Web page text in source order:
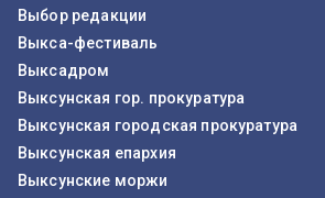
Выбор редакции
Выкса-фестиваль
Выксадром
Выксунская гор. прокуратура
Выксунская городская прокуратура
Выксунская епархия
Выксунские моржи